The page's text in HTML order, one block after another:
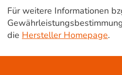
Für weitere Informationen
die Hersteller Homepage.